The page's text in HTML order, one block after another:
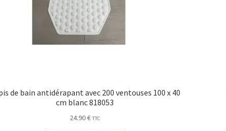
de bain antidérapant avec 200 ventouses 100 x 40
cm blanc 818053
24.90€ TTC